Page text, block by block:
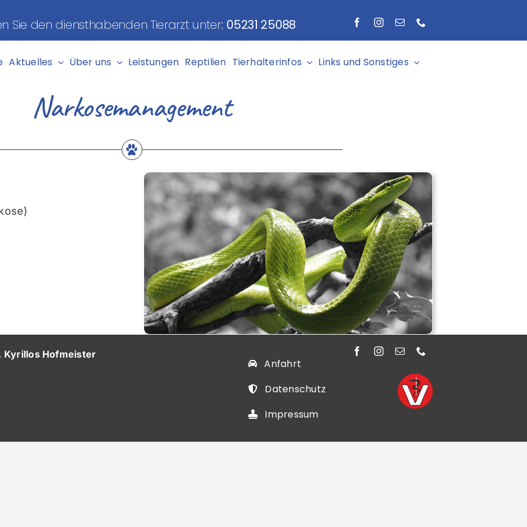
Sie den diensthabenden Tierarzt unter: 05231 25088
Aktuelles Über uns Leistungen Reptilien Tierhalterinfos Links und Sonstiges
Narkosemanagement
Kyrillos Hofmeister
Anfahrt
Datenschutz
Impressum